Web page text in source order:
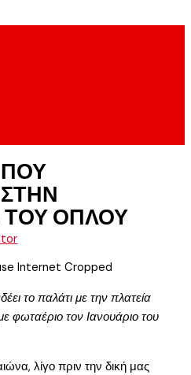
ΤΟΥ ΟΠΛΟΥ
το παλάτι με την πλατεία
φωταέριο τον Ιανουάριο του
λίγο πριν την δική μας